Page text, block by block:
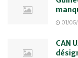
01/
CAN